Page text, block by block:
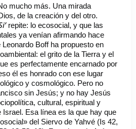
mucho más. Una mirada
de la creación y del otro.
repite: lo ecosocial, y que las
ya venían afirmando hace
Boff ha propuesto en
el grito de la Tierra y el
es perfectamente encarnado por
él es honrado con ese lugar
y cosmológico. Pero no
sin Jesús; y no hay Jesús
cultural, espiritual y
Israel. Esa línea es la que hay que
del Siervo de Yahvé (Is 42,